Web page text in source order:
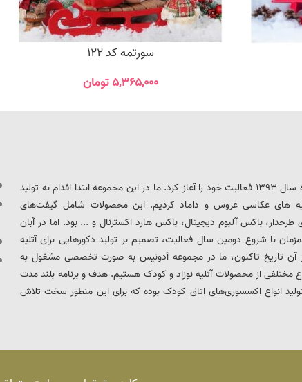
سورتمه کد 122
۵,۳۶۵,۰۰۰ تومان
آدونیس، در آبان ماه سال 1393 فعالیت خود را آغاز کرد. ما در این مجموعه ابتدا اقدام به تولید
های عکاسی عروس و داماد کردیم. این محصولات شامل گیفت‌های
باکس آلبوم دیجیتال، باکس هارد اکسترنال و ... بود. اما در آبان
1394 و همزمان با شروع دومین سال فعالیت، تصمیم بر تولید دکورهایی برای آتلیه
آن تاریخ تاکنون، ما در مجموعه آدونیس به صورت تخصصی مشغول به
مختلفی از محصولات آتلیه نوزاد و کودک هستیم. هدف و برنامه بلند مدت
انواع اکسسوری‌های اتاق کودک بوده که برای این منظور سخت تلاش